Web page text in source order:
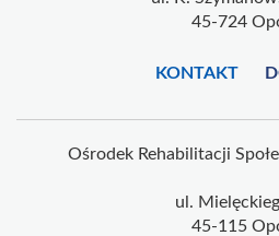
45-724
KONTAKT
Ośrodek Rehabilitacji
ul.
45-115